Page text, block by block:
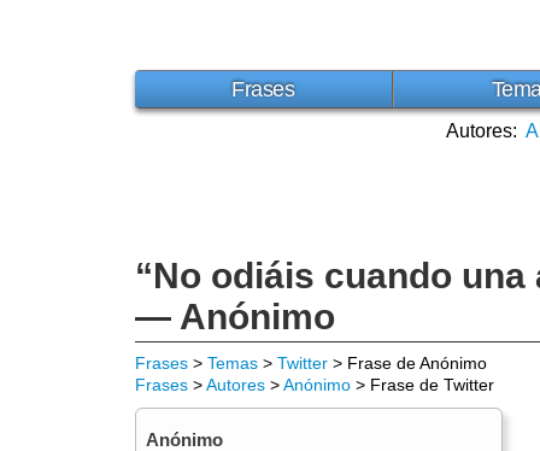
Frases
Autores: A
“No odiáis cuando
— Anónimo
Frases > Temas > Twitter > Frase de Anónimo
Frases >Autores >Anónimo > Frase de Twitter
Anónimo